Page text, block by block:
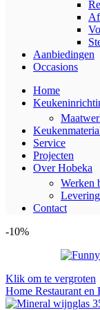
Aanbiedingen
Occasions
Home
Service
Projecten
Over Hobeka
Werken
Contact
-10%
Klik om te vergroten
Home Restaurant en